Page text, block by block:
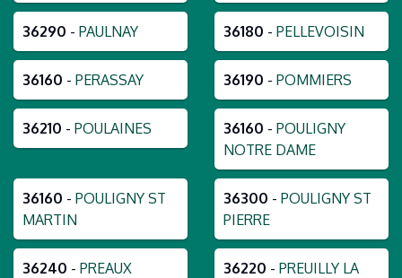
36290 - PAULNAY 36180 - PELLEVOISIN
36160 - PERASSAY 36190 - POMMIERS
36210 - POULAINES 36160 - POULIGNY
NOTRE DAME
36160 - POULIGNY ST
MARTIN
36300 - POULIGNY ST
PIERRE
36240 - PREAUX 36220 - PREUILLY LA